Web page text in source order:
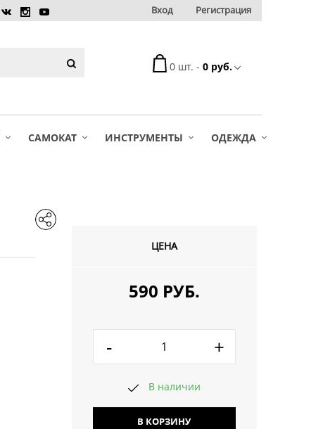
Вход Регистрация
0 шт. - 0 руб.
САМОКАТ ИНСТРУМЕНТЫ ОДЕЖДА
ЦЕНА
590 РУБ.
- +
В наличии
В КОРЗИНУ